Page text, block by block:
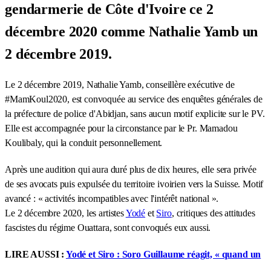
gendarmerie de Côte d'Ivoire ce 2
décembre 2020 comme Nathalie Yamb un
2 décembre 2019.
Le 2 décembre 2019, Nathalie Yamb, conseillère exécutive de
#MamKoul2020, est convoquée au service des enquêtes générales de
la préfecture de police d'Abidjan, sans aucun motif explicite sur le PV.
Elle est accompagnée pour la circonstance par le Pr. Mamadou
Koulibaly, qui la conduit personnellement.
Après une audition qui aura duré plus de dix heures, elle sera privée
de ses avocats puis expulsée du territoire ivoirien vers la Suisse. Motif
avancé : « activités incompatibles avec l'intérêt national ».
Le 2 décembre 2020, les artistesYodé et Siro, critiques des attitudes
fascistes du régime Ouattara, sont convoqués eux aussi.
LIRE AUSSI : Yodé et Siro : Soro Guillaume réagit, « quand un